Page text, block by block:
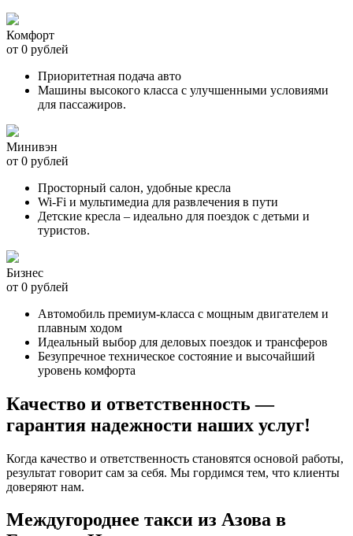
Комфорт
от 0 рублей
Приоритетная подача авто
Машины высокого класса с улучшенными условиями
для пассажиров.
Минивэн
от 0 рублей
Просторный салон, удобные кресла
Wi-Fi и мультимедиа для развлечения в пути
Детские кресла – идеально для поездок с детьми и
туристов.
Бизнес
от 0 рублей
Автомобиль премиум-класса с мощным двигателем и
плавным ходом
Идеальный выбор для деловых поездок и трансферов
Безупречное техническое состояние и высочайший
уровень комфорта
Качество и ответственность —
гарантия надежности наших услуг!
Когда качество и ответственность становятся основой работы,
результат говорит сам за себя. Мы гордимся тем, что клиенты
доверяют нам.
Междугороднее такси из Азова в